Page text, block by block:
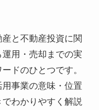
と不動産投資に関
用・売却までの実
ドのひとつです。
事業の意味・位置
わかりやすく解説